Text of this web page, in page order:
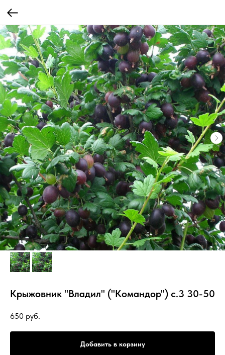
Крыжовник "Владил" ("Командор") с.3 30-50
650 руб.
Добавить в корзину